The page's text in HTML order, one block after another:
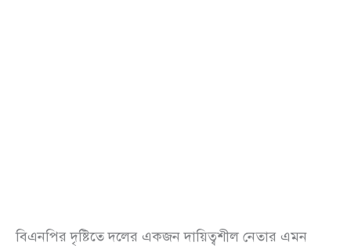
বিএনপির দৃষ্টিতে দলের একজন দায়িত্বশীল নেতার এমন